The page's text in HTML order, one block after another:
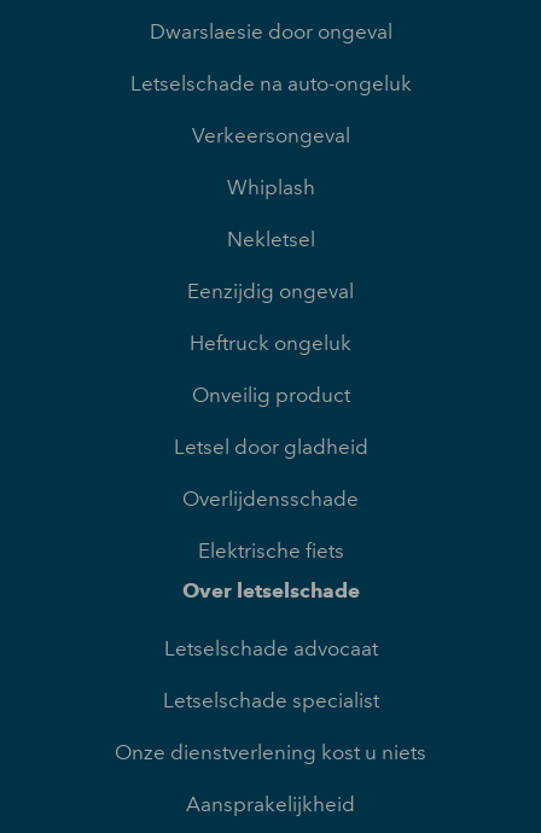
Dwarslaesie door ongeval
Letselschade na auto-ongeluk
Verkeersongeval
Whiplash
Nekletsel
Eenzijdig ongeval
Heftruck ongeluk
Onveilig product
Letsel door gladheid
Overlijdensschade
Elektrische fiets
Over letselschade
Letselschade advocaat
Letselschade specialist
Onze dienstverlening kost u niets
Aansprakelijkheid